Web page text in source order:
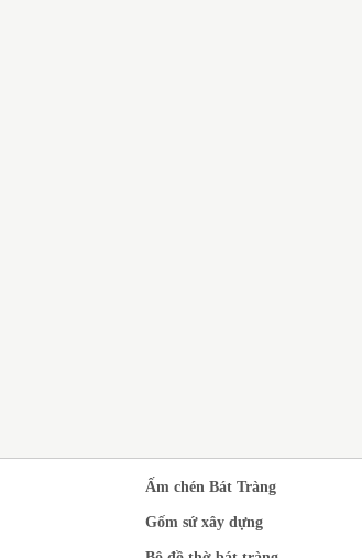
Ấm chén Bát Tràng
Gốm sứ xây dựng